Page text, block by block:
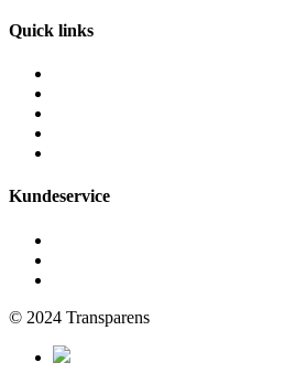
Quick links
Kundeservice
© 2024 Transparens